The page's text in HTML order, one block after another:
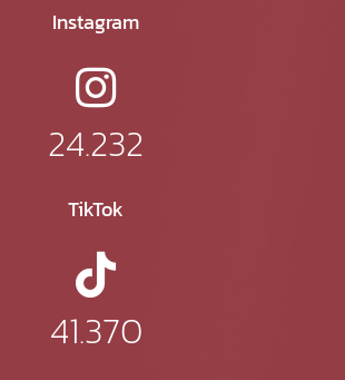
Instagram
24.232
TikTok
41.370